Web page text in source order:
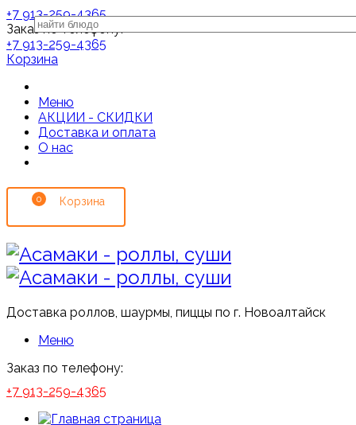
+7 913-259-4365
Заказ по телефону:
+7 913-259-4365
Корзина
Меню
АКЦИИ - СКИДКИ
Доставка и оплата
О нас
0
Доставка роллов, шаурмы, пиццы по г. Новоалтайск
Меню
Заказ по телефону:
+7 913-259-4365